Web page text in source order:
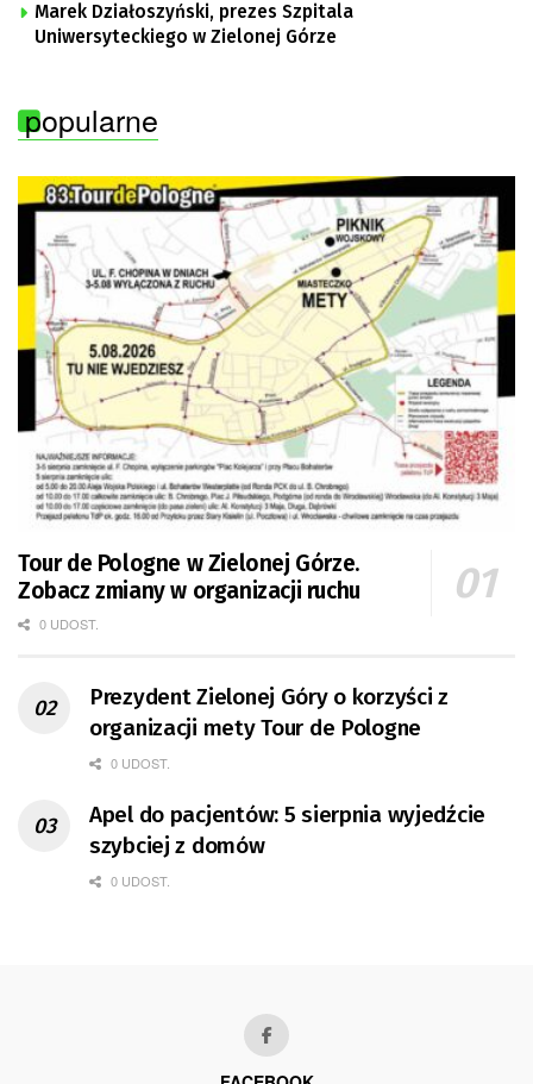
Marek Działoszyński, prezes Szpitala
Uniwersyteckiego w Zielonej Górze
popularne
Tour de Pologne w Zielonej Górze.
Zobacz zmiany w organizacji ruchu
0 UDOST.
Prezydent Zielonej Góry o korzyści z
organizacji mety Tour de Pologne
0 UDOST.
Apel do pacjentów: 5 sierpnia wyjedźcie
szybciej z domów
0 UDOST.